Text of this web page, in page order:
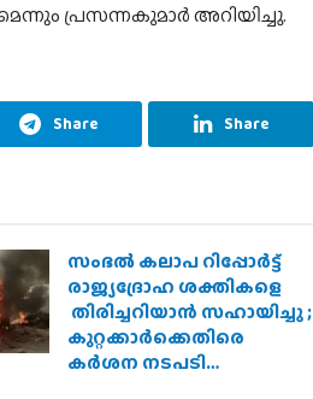
പ്രസന്നകുമാര്‍ അറിയിച്ചു.
Share Share
സംഭൽ കലാപ റിപ്പോർട്ട്
രാജ്യദ്രോഹ ശക്തികളെ
തിരിച്ചറിയാൻ സഹായിച്ചു ;
കുറ്റക്കാർക്കെതിരെ
കർശന നടപടി